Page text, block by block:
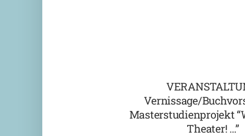
Vernissage/
Masterstudienprojekt
Theater! …”